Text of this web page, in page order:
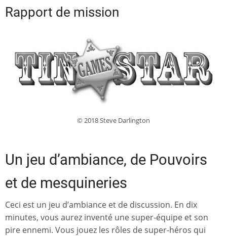
Rapport de mission
© 2018 Steve Darlington
Un jeu d’ambiance, de Pouvoirs
et de mesquineries
Ceci est un jeu d’ambiance et de discussion. En dix
minutes, vous aurez inventé une super-équipe et son
pire ennemi. Vous jouez les rôles de super-héros qui